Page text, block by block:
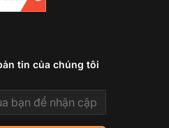
tin của chúng tôi